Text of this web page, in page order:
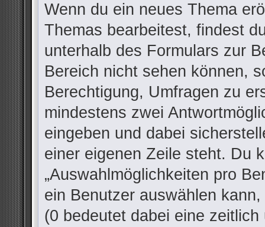
Wenn du ein neues Thema
Themas bearbeitest, findest
unterhalb des Formulars zur
Bereich nicht sehen können,
Berechtigung, Umfragen zu
mindestens zwei
eingeben und dabei
einer eigenen Zeile steht. Du
„Auswahlmöglichkeiten pro
ein Benutzer auswählen
(0 bedeutet dabei eine